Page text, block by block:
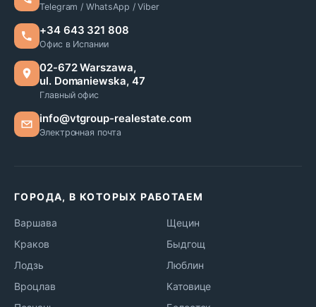
Telegram / WhatsApp / Viber
+34 643 321 808
Офис в Испании
02-672 Warszawa,
ul. Domaniewska, 47
Главный офис
info@vtgroup-realestate.com
Электронная почта
ГОРОДА, В КОТОРЫХ РАБОТАЕМ
Варшава
Краков
Лодзь
Вроцлав
Щецин
Быдгощ
Люблин
Катовице